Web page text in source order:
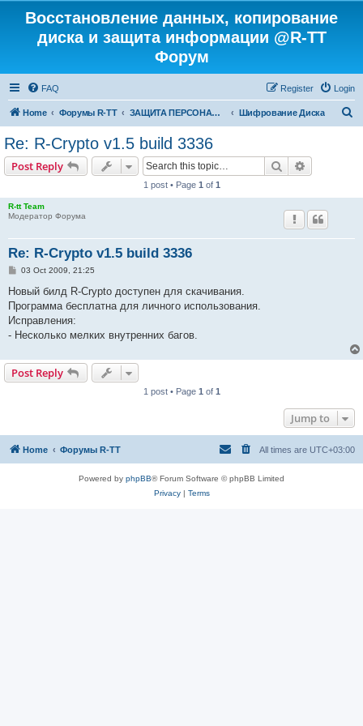
Восстановление данных, копирование
диска и защита информации @R-TT
Форум
FAQ Login
Register
Home Форумы R-TT ЗАЩИТА ПЕРСОНАЛЬНЫХ ДАННЫХ И БЕЗОПАСНОСТЬ Шифрование Диска
Re: R-Crypto v1.5 build 3336
Post Reply Search
1 post • Page 1 of 1
R-tt Team
Модератор Форума
Re: R-Crypto v1.5 build 3336
P
s
03 Oct 2009, 21:25
Новый билд R-Crypto доступен для скачивания.
Программа бесплатна для личного использования.
Исправления:
- Несколько мелких внутренних багов.
Post Reply
1 post • Page 1 of 1
Jump to
Home Форумы R-TT All times are UTC+03:00
Powered by phpBB® Forum Software © phpBB Limited
Privacy| Terms